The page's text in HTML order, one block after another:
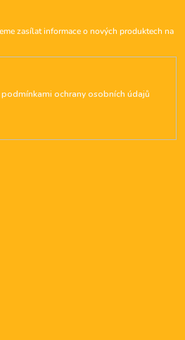
zasílat informace o nových produktech na
podmínkami ochrany osobních údajů